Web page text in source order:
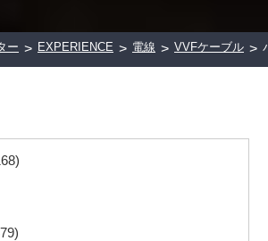
ー > EXPERIENCE > 電線 > VVFケーブル >